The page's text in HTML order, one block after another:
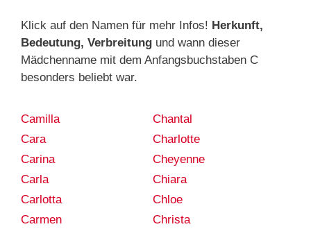
Klick auf den Namen für mehr Infos! Herkunft,
Bedeutung, Verbreitung und wann dieser
Mädchenname mit dem Anfangsbuchstaben C
besonders beliebt war.
Camilla
Cara
Carina
Carla
Carlotta
Carmen
Chantal
Charlotte
Cheyenne
Chiara
Chloe
Christa